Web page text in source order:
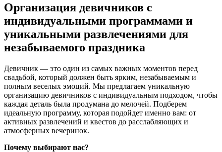
Организация девичников с
индивидуальными программами и
уникальными развлечениями для
незабываемого праздника
Девичник — это один из самых важных моментов перед
свадьбой, который должен быть ярким, незабываемым и
полным веселых эмоций. Мы предлагаем уникальную
организацию девичников с индивидуальным подходом, чтобы
каждая деталь была продумана до мелочей. Подберем
идеальную программу, которая подойдет именно вам: от
активных развлечений и квестов до расслабляющих и
атмосферных вечеринок.
Почему выбирают нас?